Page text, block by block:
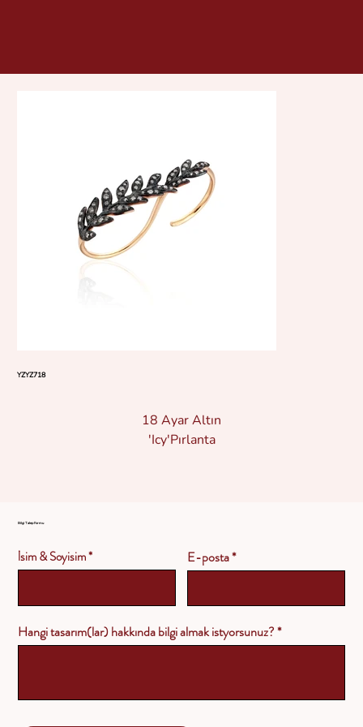
YZYZ718
18 Ayar Altın
'Icy'Pırlanta
Bilgi Talep Formu
İsim & Soyisim E-posta
Hangi tasarım(lar) hakkında bilgi almak istyorsunuz?